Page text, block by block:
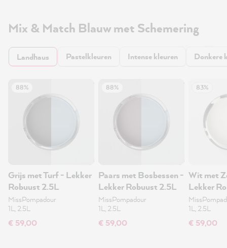
Mix & Match Blauw met Schemering
Landhaus Pastelkleuren Intense kleuren Donkere
88%
Grijs met Turf - Lekker
Robuust 2.5L
MissPompadour
1L, 2.5L
€ 59,00
88%
Paars met Bosbessen -
Lekker Robuust 2.5L
MissPompadour
1L, 2.5L
€ 59,00
83%
Wit met
Lekker
1L, 2.5L
€ 59,00